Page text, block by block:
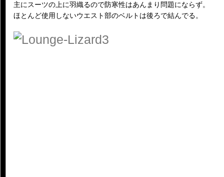
主にスーツの上に羽織るので防寒性はあんまり問題にならず。
ほとんど使用しないウエスト部のベルトは後ろで結んでる。